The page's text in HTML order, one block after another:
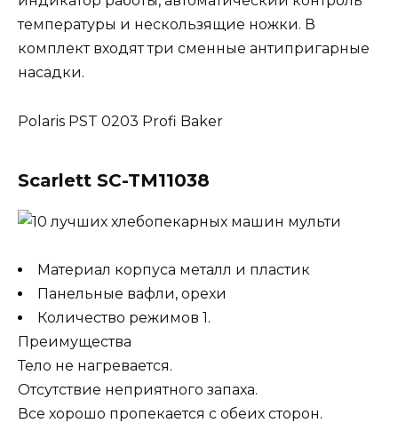
температуры и нескользящие ножки. В
комплект входят три сменные антипригарные
насадки.
Polaris PST 0203 Profi Baker
Scarlett SC-TM11038
Материал корпуса металл и пластик
Панельные вафли, орехи
Количество режимов 1.
Преимущества
Тело не нагревается.
Отсутствие неприятного запаха.
Все хорошо пропекается с обеих сторон.